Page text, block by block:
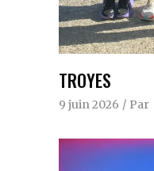
TROYES
9 juin 2026 Par